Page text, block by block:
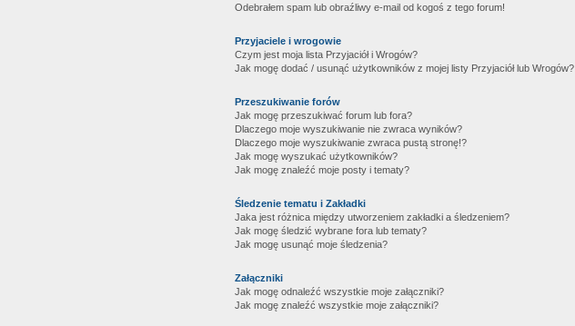
Odebrałem spam lub obraźliwy e-mail od kogoś z tego forum!
Przyjaciele i wrogowie
Czym jest moja lista Przyjaciół i Wrogów?
Jak mogę dodać / usunąć użytkowników z mojej listy Przyjaciół lub Wrogów?
Przeszukiwanie forów
Jak mogę przeszukiwać forum lub fora?
Dlaczego moje wyszukiwanie nie zwraca wyników?
Dlaczego moje wyszukiwanie zwraca pustą stronę!?
Jak mogę wyszukać użytkowników?
Jak mogę znaleźć moje posty i tematy?
Śledzenie tematu i Zakładki
Jaka jest różnica między utworzeniem zakładki a śledzeniem?
Jak mogę śledzić wybrane fora lub tematy?
Jak mogę usunąć moje śledzenia?
Załączniki
Jak mogę odnaleźć wszystkie moje załączniki?
Jak mogę znaleźć wszystkie moje załączniki?